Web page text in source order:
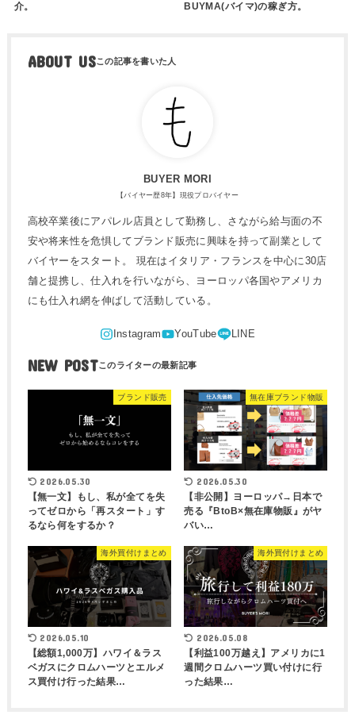
介。
BUYMA(バイマ)の稼ぎ方。
ABOUT US
BUYER MORI
【バイヤー歴8年】現役プロバイヤー
高校卒業後にアパレル店員として勤務し、さながら給与面の不
安や将来性を危惧してブランド販売に興味を持って副業として
バイヤーをスタート。 現在はイタリア・フランスを中心に30店
舗と提携し、仕入れを行いながら、ヨーロッパ各国やアメリカ
にも仕入れ網を伸ばして活動している。
NEW POST
ブランド販売
2026.05.30
【無一文】もし、私が全てを失
ってゼロから「再スタート」す
るなら何をするか？
無在庫ブランド物販
2026.05.30
【非公開】ヨーロッパ→日本で
売る『BtoB×無在庫物販』がヤ
バい…
海外買付けまとめ
2026.05.10
【総額1,000万】ハワイ＆ラス
ベガスにクロムハーツとエルメ
ス買付け行った結果…
海外買付けまとめ
2026.05.08
【利益100万越え】アメリカに1
週間クロムハーツ買い付けに行
った結果…